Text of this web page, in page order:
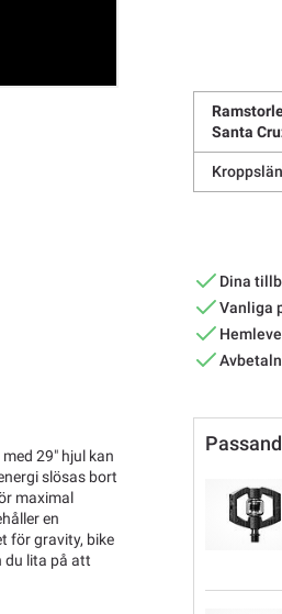
29" hjul kan
slösas bort
maximal
en
för gravity, bike
du lita på att
Santa
Dina
Vanliga